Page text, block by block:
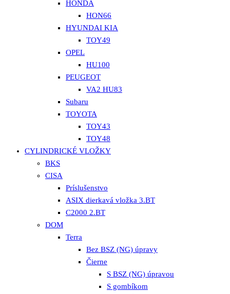
HONDA
HON66
HYUNDAI KIA
TOY49
OPEL
HU100
PEUGEOT
VA2 HU83
Subaru
TOYOTA
TOY43
TOY48
CYLINDRICKÉ VLOŽKY
BKS
CISA
Príslušenstvo
ASIX dierkavá vložka 3.BT
C2000 2.BT
DOM
Terra
Bez BSZ (NG) úpravy
Čierne
S BSZ (NG) úpravou
S gombíkom